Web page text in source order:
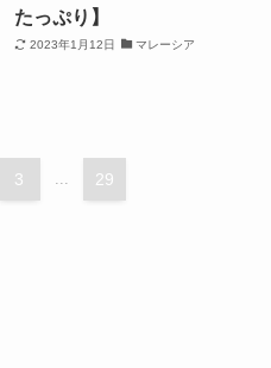
たっぷり】
2023年1月12日 マレーシア
3 ... 29